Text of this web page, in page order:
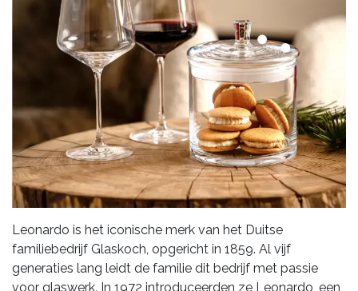
Leonardo is het iconische merk van het Duitse
familiebedrijf Glaskoch, opgericht in 1859. Al vijf
generaties lang leidt de familie dit bedrijf met passie
voor glaswerk. In 1972 introduceerden ze Leonardo, een